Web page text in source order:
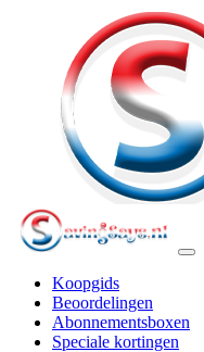
Koopgids
Beoordelingen
Abonnementsboxen
Speciale kortingen